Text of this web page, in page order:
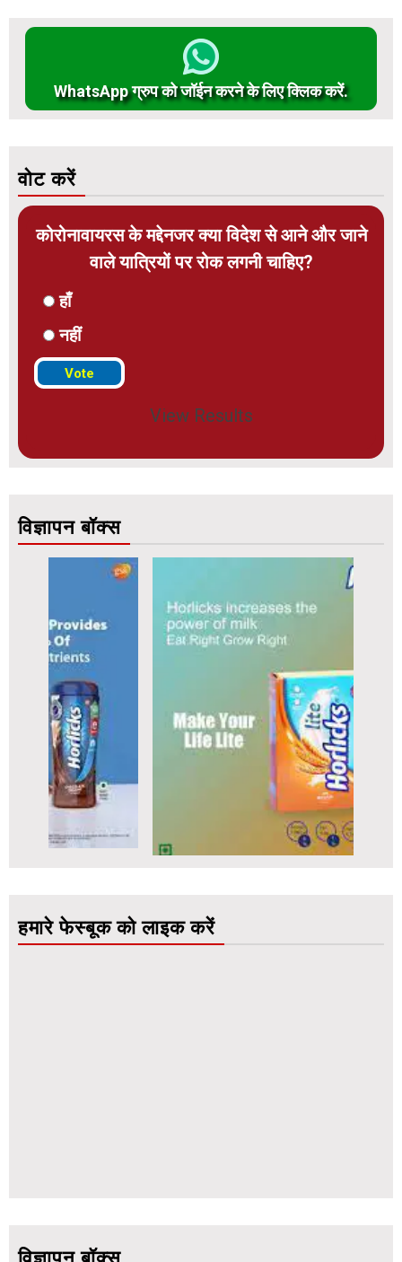
WhatsApp ग्रुप को जॉईन करने के लिए क्लिक करें.
वोट करें
कोरोनावायरस के मद्देनजर क्या विदेश से आने और जाने
वाले यात्रियों पर रोक लगनी चाहिए?
हाँ
नहीं
View Results
विज्ञापन बॉक्स
हमारे फेस्बूक को लाइक करें